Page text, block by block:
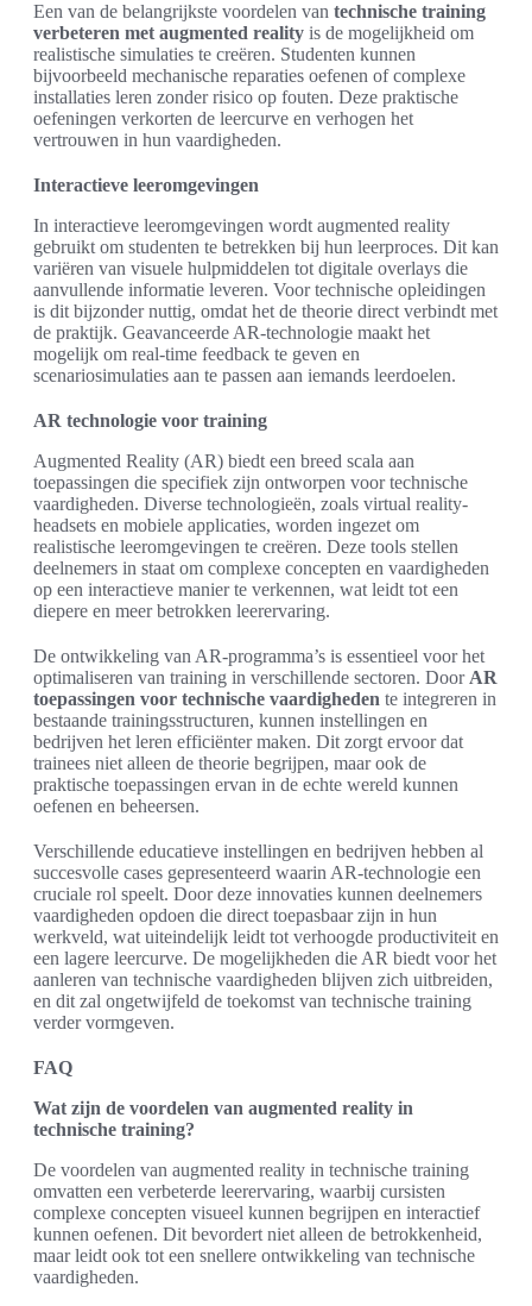
Een van de belangrijkste voordelen van technische training
verbeteren met augmented reality is de mogelijkheid om
realistische simulaties te creëren. Studenten kunnen
bijvoorbeeld mechanische reparaties oefenen of complexe
installaties leren zonder risico op fouten. Deze praktische
oefeningen verkorten de leercurve en verhogen het
vertrouwen in hun vaardigheden.
Interactieve leeromgevingen
In interactieve leeromgevingen wordt augmented reality
gebruikt om studenten te betrekken bij hun leerproces. Dit kan
variëren van visuele hulpmiddelen tot digitale overlays die
aanvullende informatie leveren. Voor technische opleidingen
is dit bijzonder nuttig, omdat het de theorie direct verbindt met
de praktijk. Geavanceerde AR-technologie maakt het
mogelijk om real-time feedback te geven en
scenariosimulaties aan te passen aan iemands leerdoelen.
AR technologie voor training
Augmented Reality (AR) biedt een breed scala aan
toepassingen die specifiek zijn ontworpen voor technische
vaardigheden. Diverse technologieën, zoals virtual reality-
headsets en mobiele applicaties, worden ingezet om
realistische leeromgevingen te creëren. Deze tools stellen
deelnemers in staat om complexe concepten en vaardigheden
op een interactieve manier te verkennen, wat leidt tot een
diepere en meer betrokken leerervaring.
De ontwikkeling van AR-programma’s is essentieel voor het
optimaliseren van training in verschillende sectoren. Door AR
toepassingen voor technische vaardigheden te integreren in
bestaande trainingsstructuren, kunnen instellingen en
bedrijven het leren efficiënter maken. Dit zorgt ervoor dat
trainees niet alleen de theorie begrijpen, maar ook de
praktische toepassingen ervan in de echte wereld kunnen
oefenen en beheersen.
Verschillende educatieve instellingen en bedrijven hebben al
succesvolle cases gepresenteerd waarin AR-technologie een
cruciale rol speelt. Door deze innovaties kunnen deelnemers
vaardigheden opdoen die direct toepasbaar zijn in hun
werkveld, wat uiteindelijk leidt tot verhoogde productiviteit en
een lagere leercurve. De mogelijkheden die AR biedt voor het
aanleren van technische vaardigheden blijven zich uitbreiden,
en dit zal ongetwijfeld de toekomst van technische training
verder vormgeven.
FAQ
Wat zijn de voordelen van augmented reality in
technische training?
De voordelen van augmented reality in technische training
omvatten een verbeterde leerervaring, waarbij cursisten
complexe concepten visueel kunnen begrijpen en interactief
kunnen oefenen. Dit bevordert niet alleen de betrokkenheid,
maar leidt ook tot een snellere ontwikkeling van technische
vaardigheden.